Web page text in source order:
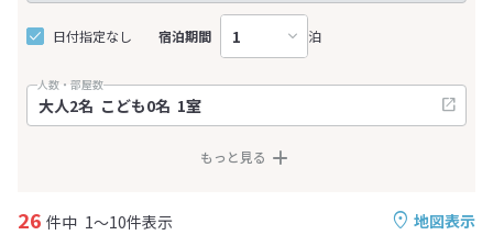
日付指定なし 宿泊期間 泊
人数・部屋数
もっと見る
地図表示
26 件中 1～10件表示